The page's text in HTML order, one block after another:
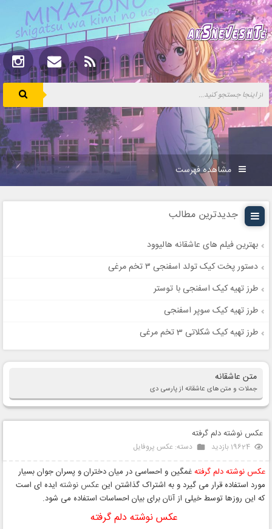
مشاهده فهرست
جدیدترین مطالب
بهترین فیلم های عاشقانه هالیوود
دستور پخت کیک تولد اسفنجی ۳ تخم مرغی
طرز تهیه کیک اسفنجی با توستر
طرز تهیه کیک سوپر اسفنجی
طرز تهیه کیک شکلاتی 3 تخم مرغی
متن عاشقانه
جملات و متن های عاشقانه از پارسی دی
عکس نوشته دلم گرفته
19624 بازدید دسته: عکس پروفایل
عکس نوشته دلم گرفته غمگین و احساسی در میان دختران و پسران جوان بسیار
مورد استفاده قرار می گیرد و به اشتراک گذاشتن این عکس نوشته ایده ای است
که این روزها توسط خیلی از آنان برای بیان احساسات استفاده می شود.
عکس نوشته دلم گرفته